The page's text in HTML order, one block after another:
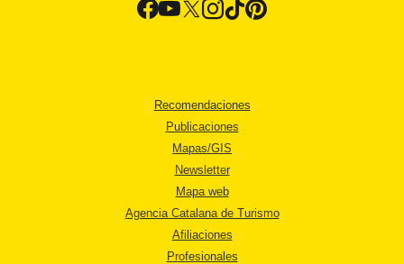
Recomendaciones
Publicaciones
Mapas/GIS
Newsletter
Mapa web
Agencia Catalana de Turismo
Afiliaciones
Profesionales